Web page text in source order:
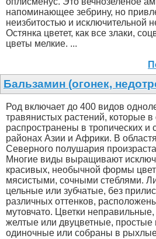
напоминающее зебрину, но
неизбитостью и исключительной
Остянка цветет, как все злаки,
цветы мелкие. ...
Бальзамин (огонек,
Род включает до 400 видов
травянистых растений, которые
распространены в тропических и
районах Азии и Африки. В
Северного полушария
Многие виды выращивают
красивых, необычной формы
мясистыми, сочными стеблями.
цельные или зубчатые, без
различных оттенков,
мутовчато. Цветки
желтые или двуцветные,
одиночные или собраны в рыхлые